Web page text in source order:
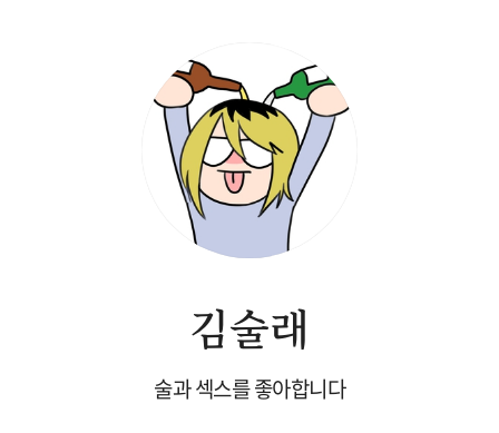
김술래
술과 섹스를 좋아합니다